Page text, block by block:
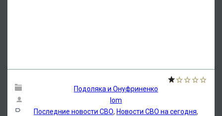
Подоляка и Онуфриненко
lom
Последние новости СВО, Новости СВО на сегодня,